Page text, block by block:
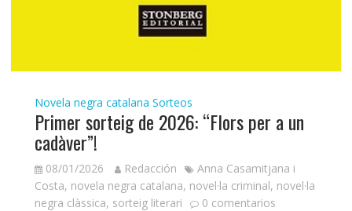
Novela negra catalana Sorteos
Primer sorteig de 2026: “Flors per a un
cadàver”!
08/01/2026 Redacción
Anna Casamitjana i
Costa, novela negra catalana, novel·la criminal, novel·la
negra clàssica, sorteig literari 0 comentarios